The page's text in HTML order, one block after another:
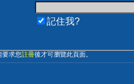
記住我?
要求您註冊後才可瀏覽此頁面。